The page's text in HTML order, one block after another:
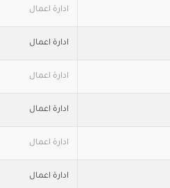
ادارة اعمال
ادارة اعمال
ادارة اعمال
ادارة اعمال
ادارة اعمال
ادارة اعمال